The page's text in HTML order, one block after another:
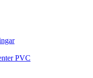
PVC